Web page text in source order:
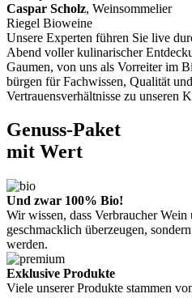
Caspar Scholz, Weinsommelier
Riegel Bioweine
Unsere Experten führen Sie live
Abend voller kulinarischer
Gaumen, von uns als Vorreiter im
bürgen für Fachwissen, Qualität
Vertrauensverhältnisse zu unseren
Genuss-Paket
mit Wert
Und zwar 100% Bio!
Wir wissen, dass Verbraucher
geschmacklich überzeugen,
werden.
Exklusive Produkte
Viele unserer Produkte stammen